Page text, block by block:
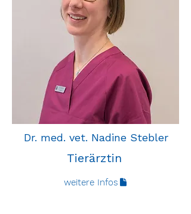
Dr. med. vet. Nadine Stebler
Tierärztin
weitere Infos